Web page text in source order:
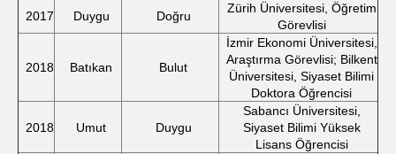
2017
Duygu Doğru
Zürih Üniversitesi, Öğretim
Görevlisi
2018 Batıkan Bulut
İzmir Ekonomi Üniversitesi,
Araştırma Görevlisi; Bilkent
Üniversitesi, Siyaset Bilimi
Doktora Öğrencisi
2018 Umut Duygu
Sabancı Üniversitesi,
Siyaset Bilimi Yüksek
Lisans Öğrencisi